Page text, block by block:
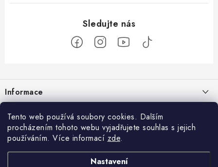
Tento web používá soubory cookies. Dalším
procházením tohoto webu vyjadřujete souhlas s jejich
používáním. Více informací zde.
Nastavení
p
a
Informace
Doprava a platba
Velkoobchod
Botanic
Blog
Projekt Botanic pomáhá
Blog Botanic – průvodce světem bylin, vitamínů a
doplňků stravy